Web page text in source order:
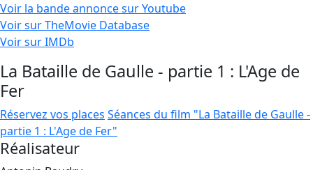
Voir la bande annonce sur Youtube
Voir sur TheMovie Database
Voir sur IMDb
La Bataille de Gaulle - partie 1 : L'Age de
Fer
Réservez vos places Séances du film "La Bataille de Gaulle -
partie 1 : L'Age de Fer"
Réalisateur